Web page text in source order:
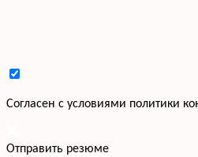
Cогласен с условиями политики
Отправить резюме